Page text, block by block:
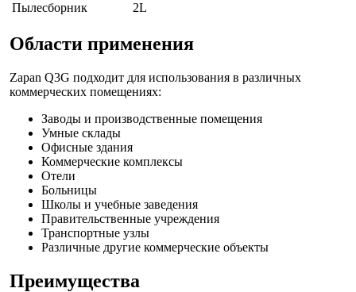
Пылесборник
2L
Области применения
Zapan Q3G подходит для использования в различных
коммерческих помещениях:
Заводы и производственные помещения
Умные склады
Офисные здания
Коммерческие комплексы
Отели
Больницы
Школы и учебные заведения
Правительственные учреждения
Транспортные узлы
Различные другие коммерческие объекты
Преимущества